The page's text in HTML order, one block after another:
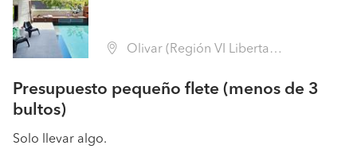
Olivar (Región VI Libertador B. O'Higgins - Cachapoal)
Presupuesto pequeño flete (menos de 3
bultos)
Solo llevar algo.